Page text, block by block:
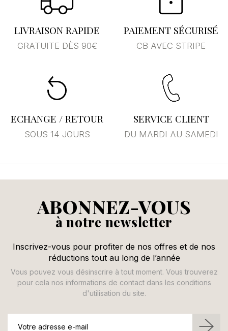
LIVRAISON RAPIDE
GRATUITE DÈS 90€
PAIEMENT SÉCURISÉ
CB AVEC STRIPE
ECHANGE / RETOUR
SOUS 14 JOURS
SERVICE CLIENT
DU MARDI AU SAMEDI
ABONNEZ-VOUS
à notre newsletter
Inscrivez-vous pour profiter de nos offres et de nos
réductions tout au long de l’année
Vous pouvez vous désinscrire à tout moment. Vous trouverez
pour cela nos informations de contact dans les conditions
d'utilisation du site.